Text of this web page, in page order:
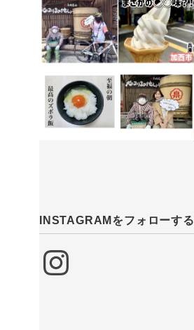
INSTAGRAMをフォローする
Instagram